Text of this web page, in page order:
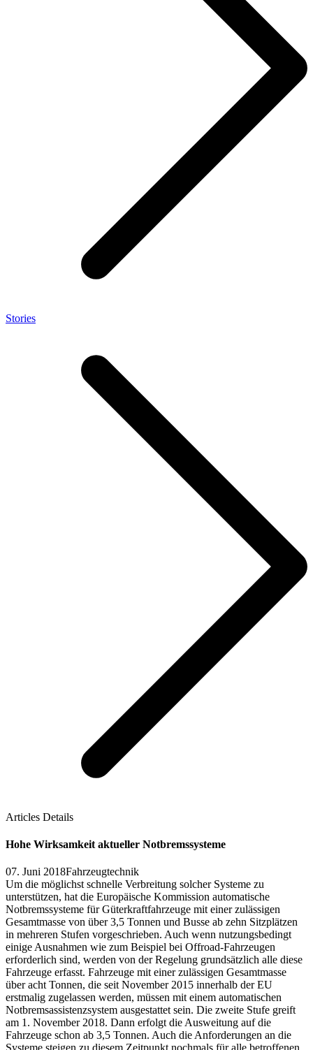
Stories
Articles Details
Hohe Wirksamkeit aktueller Notbremssysteme
07. Juni 2018Fahrzeugtechnik
Um die möglichst schnelle Verbreitung solcher Systeme zu
unterstützen, hat die Europäische Kommission automatische
Notbremssysteme für Güterkraftfahrzeuge mit einer zulässigen
Gesamtmasse von über 3,5 Tonnen und Busse ab zehn Sitzplätzen
in mehreren Stufen vorgeschrieben. Auch wenn nutzungsbedingt
einige Ausnahmen wie zum Beispiel bei Offroad-Fahrzeugen
erforderlich sind, werden von der Regelung grundsätzlich alle diese
Fahrzeuge erfasst. Fahrzeuge mit einer zulässigen Gesamtmasse
über acht Tonnen, die seit November 2015 innerhalb der EU
erstmalig zugelassen werden, müssen mit einem automatischen
Notbremsassistenzsystem ausgestattet sein. Die zweite Stufe greift
am 1. November 2018. Dann erfolgt die Ausweitung auf die
Fahrzeuge schon ab 3,5 Tonnen. Auch die Anforderungen an die